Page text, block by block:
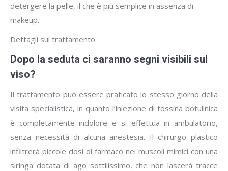
detergere la pelle, il che è più semplice in assenza di
makeup.
Dettagli sul trattamento
Dopo la seduta ci saranno segni visibili sul
viso?
Il trattamento può essere praticato lo stesso giorno della
visita specialistica, in quanto l’iniezione di tossina botulinica
è completamente indolore e si effettua in ambulatorio,
senza necessità di alcuna anestesia. Il chirurgo plastico
infiltrerà piccole dosi di farmaco nei muscoli mimici con una
siringa dotata di ago sottilissimo, che non lascerà tracce